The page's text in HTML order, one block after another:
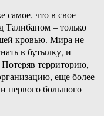
самое, что в свое
Талибаном – только
кровью. Мира не
в бутылку, и
территорию,
еще более
первого большого